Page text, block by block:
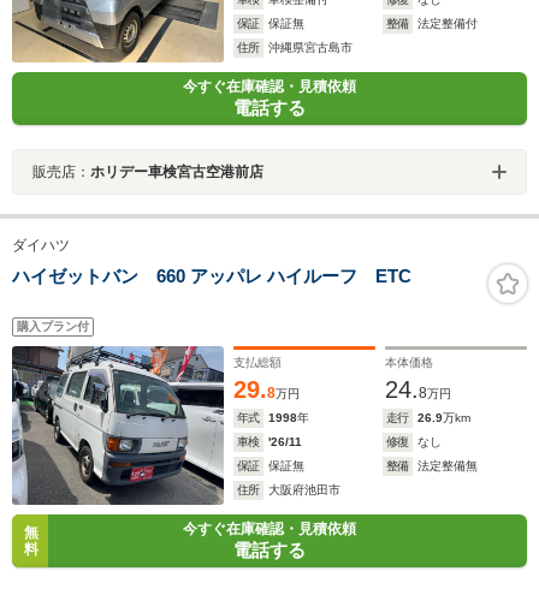
保証
保証無 整備
法定整備付
住所
沖縄県宮古島市
今すぐ在庫確認・見積依頼
電話する
販売店： ホリデー車検宮古空港前店
ダイハツ
ハイゼットバン 660 アッパレ ハイルーフ ETC
購入プラン付
支払総額
29.8万円
本体価格
24.8万円
年式
1998年 走行 26.9万km
車検
'26/11 修復
なし
保証
保証無 整備
法定整備無
住所
大阪府池田市
無
料
今すぐ在庫確認・見積依頼
電話する